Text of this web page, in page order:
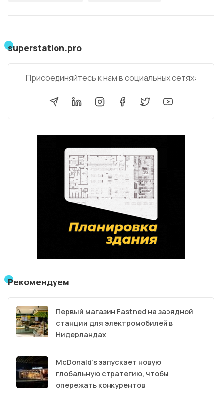
superstation.pro
Присоединяйтесь к нам в социальных сетях:
Рекомендуем
Первый магазин Fastned на зарядной
станции для электромобилей в
Нидерландах
McDonald’s запускает новую
глобальную стратегию, чтобы
опережать конкурентов